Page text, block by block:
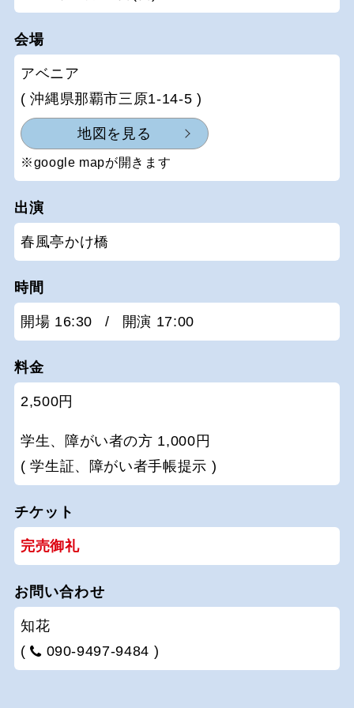
会場
アベニア
( 沖縄県那覇市三原1-14-5 )
地図を見る
※google mapが開きます
出演
春風亭かけ橋
時間
開場 16:30 / 開演 17:00
料金
2,500円
学生、障がい者の方 1,000円
( 学生証、障がい者手帳提示 )
チケット
完売御礼
お問い合わせ
知花
(
090-9497-9484 )